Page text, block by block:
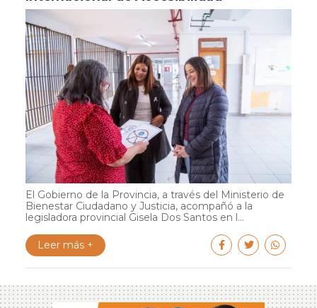
El Gobierno de la Provincia, a través del Ministerio de
Bienestar Ciudadano y Justicia, acompañó a la
legisladora provincial Gisela Dos Santos en l...
Leer más +